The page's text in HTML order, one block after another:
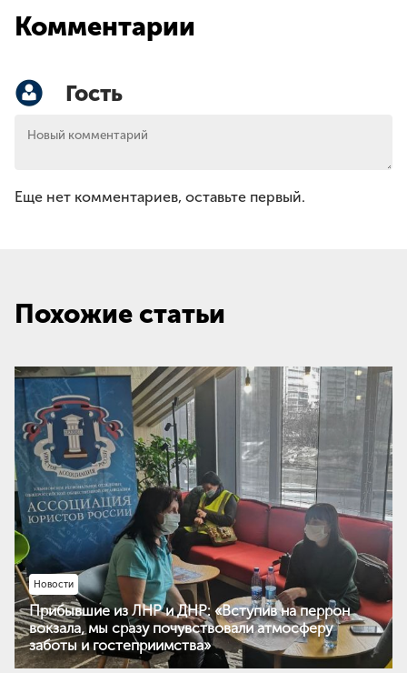
Комментарии
Гость
Еще нет комментариев, оставьте первый.
Похожие статьи
Новости
Прибывшие из ЛНР и ДНР: «Вступив на перрон
вокзала, мы сразу почувствовали атмосферу
заботы и гостеприимства»